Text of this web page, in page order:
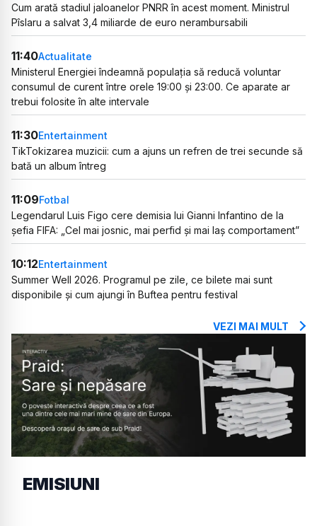
Cum arată stadiul jaloanelor PNRR în acest moment. Ministrul
Pîslaru a salvat 3,4 miliarde de euro nerambursabili
11:40Actualitate
Ministerul Energiei îndeamnă populația să reducă voluntar
consumul de curent între orele 19:00 și 23:00. Ce aparate ar
trebui folosite în alte intervale
11:30Entertainment
TikTokizarea muzicii: cum a ajuns un refren de trei secunde să
bată un album întreg
11:09Fotbal
Legendarul Luis Figo cere demisia lui Gianni Infantino de la
șefia FIFA: „Cel mai josnic, mai perfid și mai laș comportament”
10:12Entertainment
Summer Well 2026. Programul pe zile, ce bilete mai sunt
disponibile și cum ajungi în Buftea pentru festival
VEZI MAI MULT
EMISIUNI